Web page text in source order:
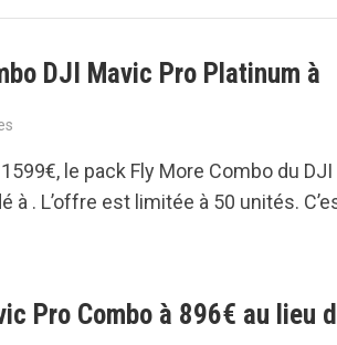
DJI Mavic Pro Platinum à
le pack Fly More Combo du DJI
à . L’offre est limitée à 50 unités.
Pro Combo à 896€ au lieu